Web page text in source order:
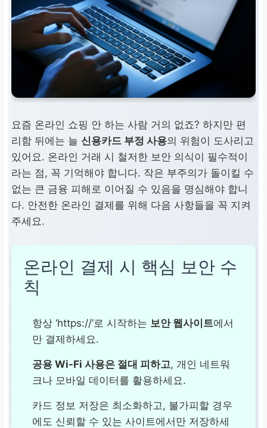
요즘 온라인 쇼핑 안 하는 사람 거의 없죠? 하지만 편
리함 뒤에는 늘 신용카드 부정 사용의 위험이 도사리고
있어요. 온라인 거래 시 철저한 보안 의식이 필수적이
라는 점, 꼭 기억해야 합니다. 작은 부주의가 돌이킬 수
없는 큰 금융 피해로 이어질 수 있음을 명심해야 합니
다. 안전한 온라인 결제를 위해 다음 사항들을 꼭 지켜
주세요.
온라인 결제 시 핵심 보안 수
칙
항상 ‘https://’로 시작하는 보안 웹사이트에서
만 결제하세요.
공용 Wi-Fi 사용은 절대 피하고, 개인 네트워
크나 모바일 데이터를 활용하세요.
카드 정보 저장은 최소화하고, 불가피할 경우
에도 신뢰할 수 있는 사이트에서만 저장하세